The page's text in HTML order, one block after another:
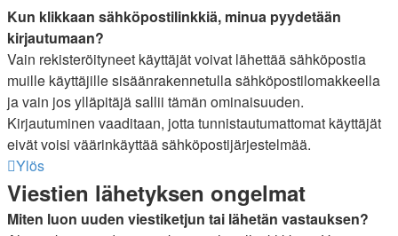
Kun klikkaan sähköpostilinkkiä, minua pyydetään
kirjautumaan?
Vain rekisteröityneet käyttäjät voivat lähettää sähköpostia
muille käyttäjille sisäänrakennetulla sähköpostilomakkeella
ja vain jos ylläpitäjä sallii tämän ominaisuuden.
Kirjautuminen vaaditaan, jotta tunnistautumattomat käyttäjät
eivät voisi väärinkäyttää sähköpostijärjestelmää.
Ylös
Viestien lähetyksen ongelmat
Miten luon uuden viestiketjun tai lähetän vastauksen?